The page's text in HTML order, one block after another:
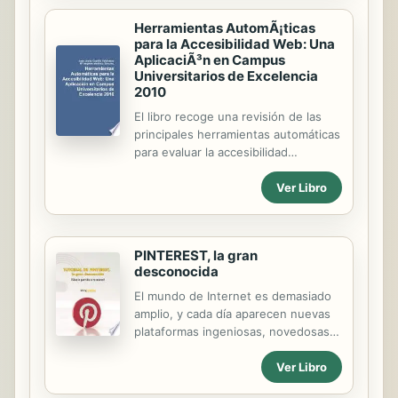
ninguna duda, de una obra amena y
practica que lo guiara desde la
primera hasta la ultima de sus
paginas. Luego de leer este libro
comprobara que armar una
computadora es una tarea
infinitamente mas sencilla de lo que
pensaba ya que, gracias a su
lenguaje llano, aprendera de un
secretos de un verdadero armador
de PCs. Animese a entrar...
Herramientas AutomÃ¡ticas
para la Accesibilidad Web: Una
AplicaciÃ³n en Campus
Universitarios de Excelencia
2010
El libro recoge una revisión de las
principales herramientas automáticas
para evaluar la accesibilidad
Ver Libro
PINTEREST, la gran
desconocida
El mundo de Internet es demasiado
amplio, y cada día aparecen nuevas
plataformas ingeniosas, novedosas y
que superan todo lo que veníamos
conociendo. Gracias a todas ellas
existen muchas maneras para
Ver Libro